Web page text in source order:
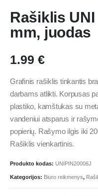
Rašiklis UNI
mm, juodas
1.99 €
Grafinis rašiklis tinkantis
darbams atlikti. Korpusas
plastiko, kamštukas su
vandeniui atsparus ir
popierių. Rašymo ilgis iki
Rašiklis vienkartinis.
Produkto kodas: UNIPIN20006J
Kategorijos: Biuro reikmenys,